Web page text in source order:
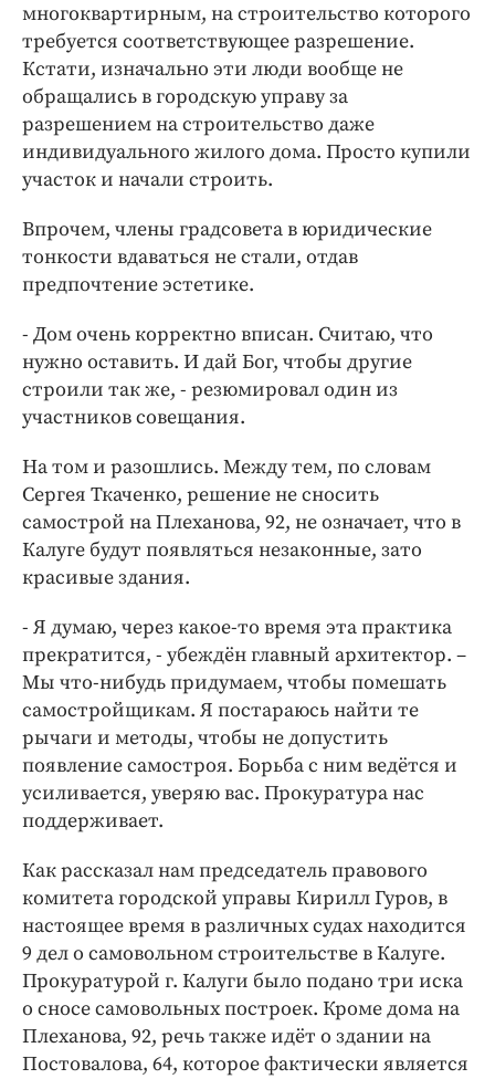
многоквартирным, на строительство которого
требуется соответствующее разрешение.
Кстати, изначально эти люди вообще не
обращались в городскую управу за
разрешением на строительство даже
индивидуального жилого дома. Просто купили
участок и начали строить.
Впрочем, члены градсовета в юридические
тонкости вдаваться не стали, отдав
предпочтение эстетике.
- Дом очень корректно вписан. Считаю, что
нужно оставить. И дай Бог, чтобы другие
строили так же, - резюмировал один из
участников совещания.
На том и разошлись. Между тем, по словам
Сергея Ткаченко, решение не сносить
самострой на Плеханова, 92, не означает, что в
Калуге будут появляться незаконные, зато
красивые здания.
- Я думаю, через какое-то время эта практика
прекратится, - убеждён главный архитектор. –
Мы что-нибудь придумаем, чтобы помешать
самостройщикам. Я постараюсь найти те
рычаги и методы, чтобы не допустить
появление самостроя. Борьба с ним ведётся и
усиливается, уверяю вас. Прокуратура нас
поддерживает.
Как рассказал нам председатель правового
комитета городской управы Кирилл Гуров, в
настоящее время в различных судах находится
9 дел о самовольном строительстве в Калуге.
Прокуратурой г. Калуги было подано три иска
о сносе самовольных построек. Кроме дома на
Плеханова, 92, речь также идёт о здании на
Постовалова, 64, которое фактически является